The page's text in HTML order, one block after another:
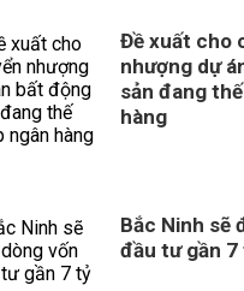
Đề xuất cho
nhượng dự
sản đang
hàng
Bắc Ninh sẽ
đầu tư gần 7